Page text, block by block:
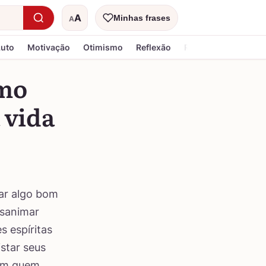
AA
Tamanho do textoMinhas frases
Motivação Otimismo Reflexão Religiosa
vida
algo bom
espíritas
seus